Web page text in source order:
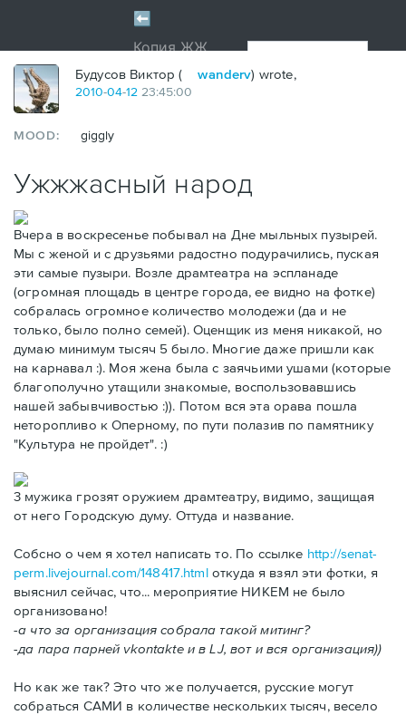
Будусов Виктор ( wanderv) wrote,
2010-04-12 23:45:00
MOOD: giggly
Ужжжасный народ
Вчера в воскресенье побывал на Дне мыльных пузырей.
Мы с женой и с друзьями радостно подурачились, пуская
эти самые пузыри. Возле драмтеатра на эспланаде
(огромная площадь в центре города, ее видно на фотке)
собралась огромное количество молодежи (да и не
только, было полно семей). Оценщик из меня никакой, но
думаю минимум тысяч 5 было. Многие даже пришли как
на карнавал :). Моя жена была с заячьими ушами (которые
благополучно утащили знакомые, воспользовавшись
нашей забывчивостью :)). Потом вся эта орава пошла
неторопливо к Оперному, по пути полазив по памятнику
"Культура не пройдет". :)
3 мужика грозят оружием драмтеатру, видимо, защищая
от него Городскую думу. Оттуда и название.
Собсно о чем я хотел написать то. По ссылке http://senat-
perm.livejournal.com/148417.htmlоткуда я взял эти фотки, я
выяснил сейчас, что... мероприятие НИКЕМ не было
организовано!
-а что за организация собрала такой митинг?
-да пара парней vkontakte и в LJ, вот и вся организация))
Но как же так? Это что же получается, русские могут
собраться САМИ в количестве нескольких тысяч, весело